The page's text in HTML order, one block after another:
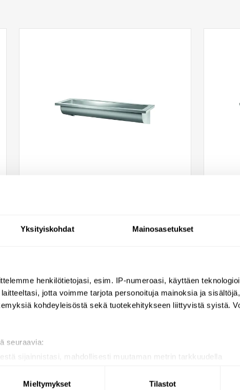
Yksityiskohdat Mainosasetukset
henkilötietojasi, esim. IP-numeroasi, käyttäen
jotta voimme tarjota personoituja mainoksia ja
kohdeyleisöstä sekä tuotekehitykseen liittyvistä syistä.
seuraavia:
sijainnistasi, mahdollisesti muutaman metrin tarkkuudella
käsitellään ja miten voit määrittää asetuksesi
Mieltymykset Tilastot
600x400mm, ilman
538,31 €